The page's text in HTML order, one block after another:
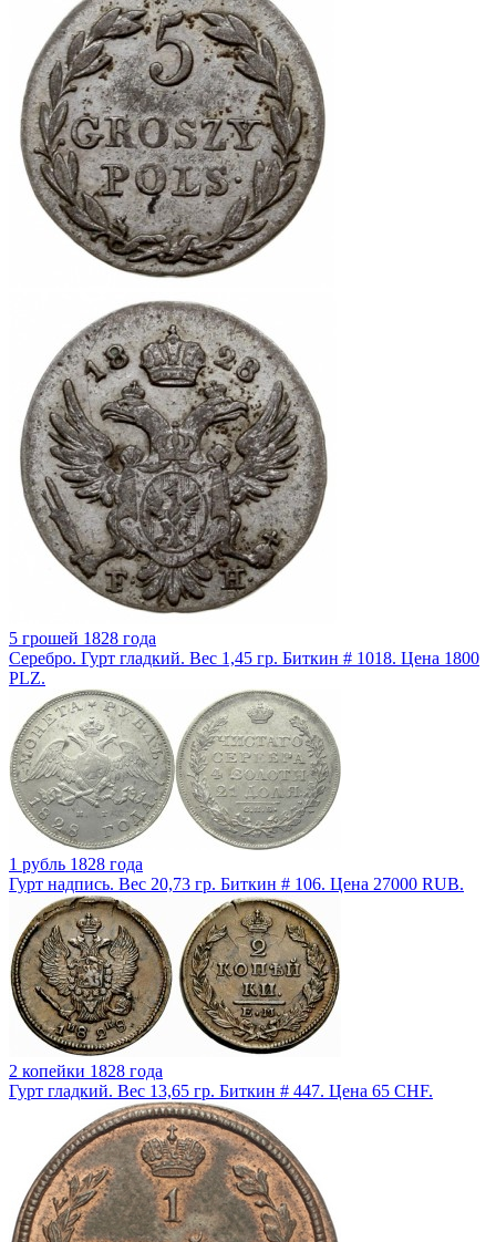
5 грошей 1828 года
Серебро. Гурт гладкий. Вес 1,45 гр. Биткин # 1018. Цена 1800
PLZ.
1 рубль 1828 года
Гурт надпись. Вес 20,73 гр. Биткин # 106. Цена 27000 RUB.
2 копейки 1828 года
Гурт гладкий. Вес 13,65 гр. Биткин # 447. Цена 65 CHF.